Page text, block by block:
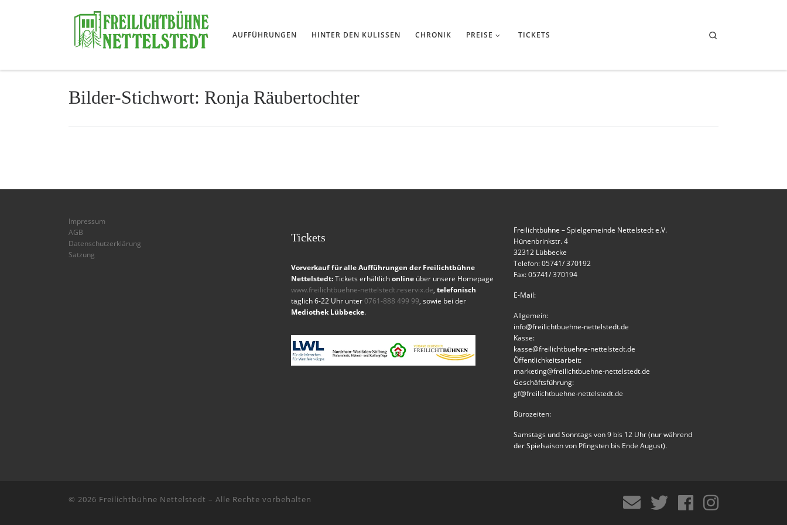
Skip to content
AUFFÜHRUNGEN HINTER DEN KULISSEN CHRONIK PREISE TICKETS
Bilder-Stichwort: Ronja Räubertochter
Impressum
AGB
Datenschutzerklärung
Satzung
Tickets
Vorverkauf für alle Aufführungen der Freilichtbühne
Nettelstedt: Tickets erhältlich online über unsere Homepage
www.freilichtbuehne-nettelstedt.reservix.de, telefonisch
täglich 6-22 Uhr unter 0761-888 499 99, sowie bei der
Mediothek Lübbecke.
Freilichtbühne – Spielgemeinde Nettelstedt e.V.
Hünenbrinkstr. 4
32312 Lübbecke
Telefon: 05741/ 370192
Fax: 05741/ 370194
E-Mail:
Allgemein:
info@freilichtbuehne-nettelstedt.de
Kasse:
kasse@freilichtbuehne-nettelstedt.de
Öffentlichkeitsarbeit:
marketing@freilichtbuehne-nettelstedt.de
Geschäftsführung:
gf@freilichtbuehne-nettelstedt.de
Bürozeiten:
Samstags und Sonntags von 9 bis 12 Uhr (nur während
der Spielsaison von Pfingsten bis Ende August).
© 2026 Freilichtbühne Nettelstedt – Alle Rechte vorbehalten